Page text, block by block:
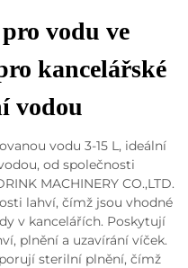
vodu ve
kancelářské
vodou
vodu 3-15 L, ideální
od společnosti
MACHINERY CO.,LTD.
lahví, čímž jsou vhodné
v kancelářích. Poskytují
plnění a uzavírání víček.
sterilní plnění, čímž